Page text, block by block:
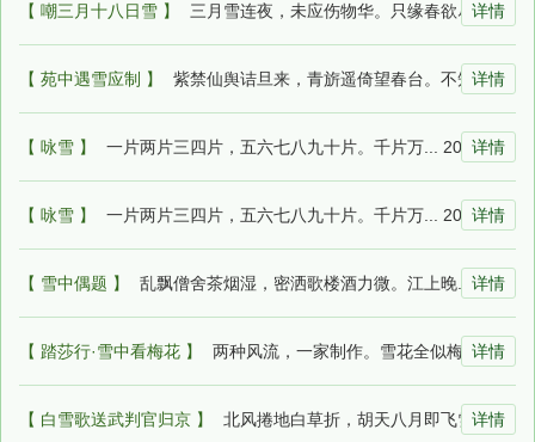
【 嘲三月十八日雪 】 三月雪连夜，未应伤物华。只缘春欲尽，留... 2026-07-13 05:43:36详情
【 苑中遇雪应制 】 紫禁仙舆诘旦来，青旂遥倚望春台。不知庭... 2026-07-12 07:18:23
详情
【 咏雪 】 一片两片三四片，五六七八九十片。千片万... 2026-07-12 06:22:49
详情
【 咏雪 】 一片两片三四片，五六七八九十片。千片万... 2026-07-11 23:54:49
详情
【 雪中偶题 】 乱飘僧舍茶烟湿，密洒歌楼酒力微。江上晚... 2026-07-11 22:49:22
详情
【 踏莎行·雪中看梅花 】 两种风流，一家制作。雪花全似梅花萼。细... 2026-07-11 22:37:53
详情
【 白雪歌送武判官归京 】 北风捲地白草折，胡天八月即飞雪。忽如一... 2026-07-11 21:56:41详情